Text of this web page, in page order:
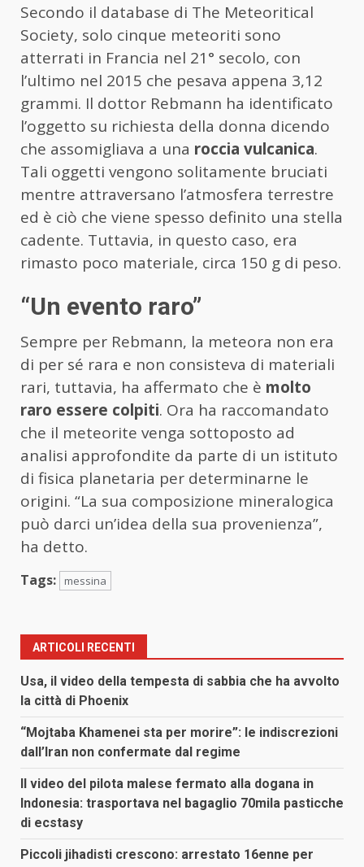
Secondo il database di The Meteoritical
Society, solo cinque meteoriti sono
atterrati in Francia nel 21° secolo, con
l’ultimo nel 2015 che pesava appena 3,12
grammi. Il dottor Rebmann ha identificato
l’oggetto su richiesta della donna dicendo
che assomigliava a una roccia vulcanica.
Tali oggetti vengono solitamente bruciati
mentre attraversano l’atmosfera terrestre
ed è ciò che viene spesso definito una stella
cadente. Tuttavia, in questo caso, era
rimasto poco materiale, circa 150 g di peso.
“Un evento raro”
Sempre per Rebmann, la meteora non era
di per sé rara e non consisteva di materiali
rari, tuttavia, ha affermato che è molto
raro essere colpiti. Ora ha raccomandato
che il meteorite venga sottoposto ad
analisi approfondite da parte di un istituto
di fisica planetaria per determinarne le
origini. “La sua composizione mineralogica
può darci un’idea della sua provenienza”,
ha detto.
Tags: messina
ARTICOLI RECENTI
Usa, il video della tempesta di sabbia che ha avvolto
la città di Phoenix
“Mojtaba Khamenei sta per morire”: le indiscrezioni
dall’Iran non confermate dal regime
Il video del pilota malese fermato alla dogana in
Indonesia: trasportava nel bagaglio 70mila pasticche
di ecstasy
Piccoli jihadisti crescono: arrestato 16enne per